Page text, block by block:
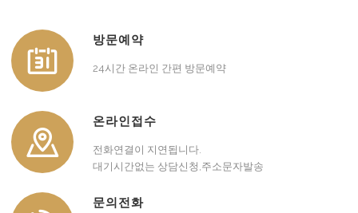
방문예약
24시간 온라인 간편 방문예약
온라인접수
전화연결이 지연됩니다.
대기시간없는 상담신청,주소문자발송
문의전화